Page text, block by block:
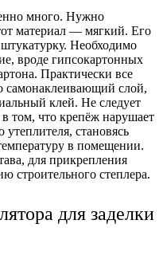
много. Нужно
материал — мягкий. Его
Необходимо
вроде гипсокартонных
Практически все
слой,
клей. Не следует
том, что крепёж нарушает
становясь
в помещении.
для прикрепления
строительного степлера.
для заделки